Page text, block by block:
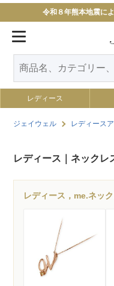
令和８年熊本地震に
11000円
レディース
ジェイウェル レディース
レディース｜ネックレ
レディース，me.ネッ